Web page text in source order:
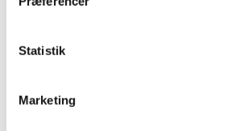
Statistik
Marketing